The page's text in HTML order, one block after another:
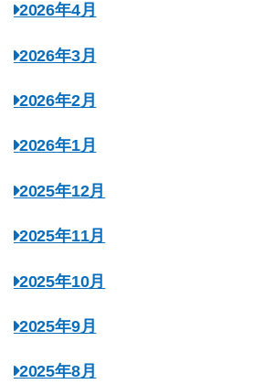
2026年4月
2026年3月
2026年2月
2026年1月
2025年12月
2025年11月
2025年10月
2025年9月
2025年8月